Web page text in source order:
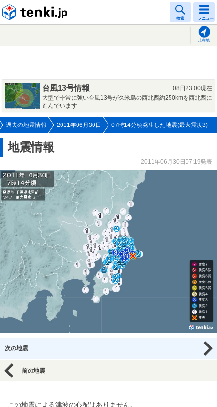
検索 メニュー
現在地
台風13号情報
08日23:00現在
大型で非常に強い台風13号が久米島の西北西約250kmを西北西に
進んでいます
過去の地震情報 2011年06月30日 07時14分頃発生した地震(最大震度3)
地震情報
2011年06月30日07:19発表
次の地震
前の地震
この地震による津波の心配はありません。